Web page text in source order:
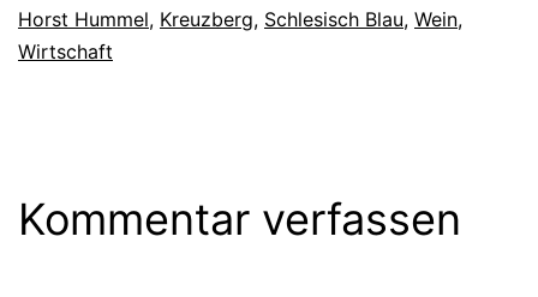
Horst Hummel, Kreuzberg, Schlesisch Blau, Wein,
Wirtschaft
Kommentar verfassen